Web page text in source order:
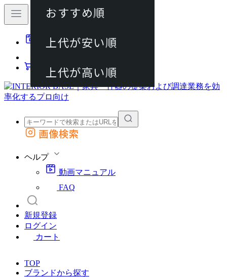
動画マニュアル
カート
外部サイトの商品をカートに追加
画像検索
ヘルプ
動画マニュアル
FAQ
新規登録
ログイン
カート
TOP
ブランドから探す
おすすめ順
上代が安い順
上代が高い順